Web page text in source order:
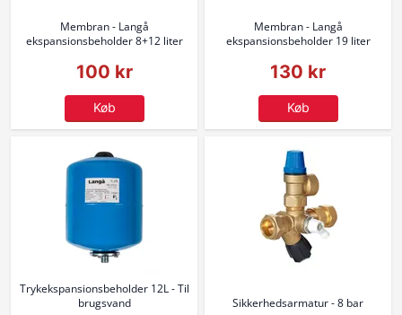
Membran - Langå
ekspansionsbeholder 8+12 liter
100 kr
Køb
Membran - Langå
ekspansionsbeholder 19 liter
130 kr
Køb
Trykekspansionsbeholder 12L - Til
brugsvand
Sikkerhedsarmatur - 8 bar